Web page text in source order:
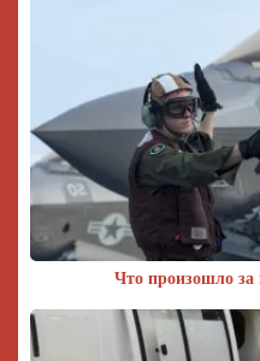
Что произошло за